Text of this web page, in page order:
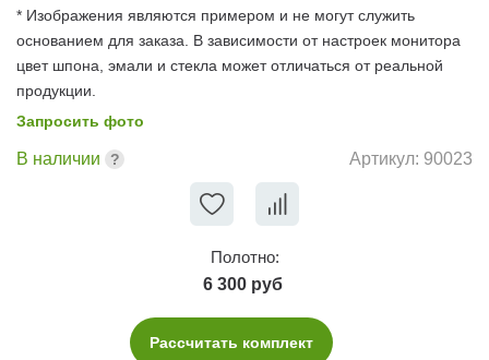
* Изображения являются примером и не могут служить
основанием для заказа. В зависимости от настроек монитора
цвет шпона, эмали и стекла может отличаться от реальной
продукции.
Запросить фото
В наличии Артикул: 90023
Полотно:
6 300 руб
Рассчитать комплект